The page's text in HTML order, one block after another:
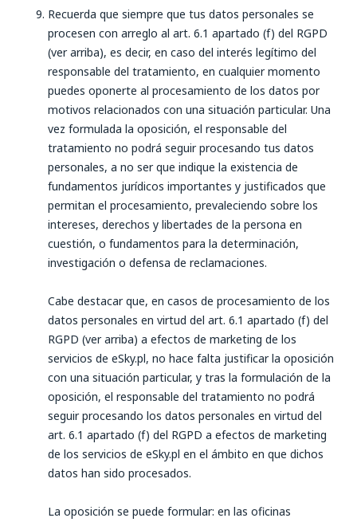
Recuerda que siempre que tus datos personales se
procesen con arreglo al art. 6.1 apartado (f) del RGPD
(ver arriba), es decir, en caso del interés legítimo del
responsable del tratamiento, en cualquier momento
puedes oponerte al procesamiento de los datos por
motivos relacionados con una situación particular. Una
vez formulada la oposición, el responsable del
tratamiento no podrá seguir procesando tus datos
personales, a no ser que indique la existencia de
fundamentos jurídicos importantes y justificados que
permitan el procesamiento, prevaleciendo sobre los
intereses, derechos y libertades de la persona en
cuestión, o fundamentos para la determinación,
investigación o defensa de reclamaciones.
Cabe destacar que, en casos de procesamiento de los
datos personales en virtud del art. 6.1 apartado (f) del
RGPD (ver arriba) a efectos de marketing de los
servicios de eSky.pl, no hace falta justificar la oposición
con una situación particular, y tras la formulación de la
oposición, el responsable del tratamiento no podrá
seguir procesando los datos personales en virtud del
art. 6.1 apartado (f) del RGPD a efectos de marketing
de los servicios de eSky.pl en el ámbito en que dichos
datos han sido procesados.
La oposición se puede formular: en las oficinas